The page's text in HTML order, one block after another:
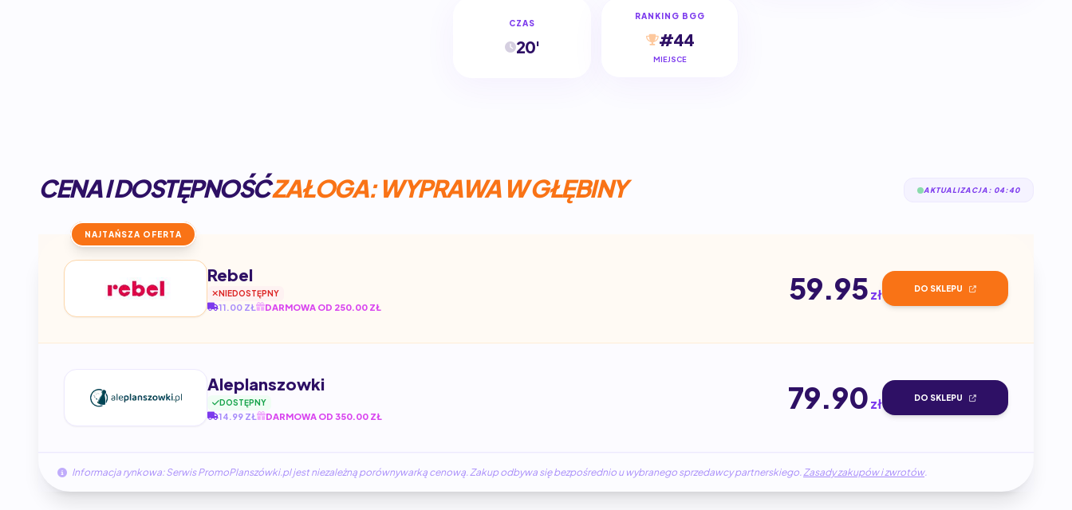
CZAS
20'
RANKING BGG
#44
MIEJSCE
CENA I DOSTĘPNOŚĆZAŁOGA: WYPRAWA W GŁĘBINY AKTUALIZACJA: 04:40
NAJTAŃSZA OFERTA
Rebel
NIEDOSTĘPNY
11.00 ZŁ DARMOWA OD 250.00 ZŁ
59.95zł DO SKLEPU
Aleplanszowki
DOSTĘPNY
14.99 ZŁ DARMOWA OD 350.00 ZŁ
79.90zł DO SKLEPU
Informacja rynkowa: Serwis PromoPlanszówki.pl jest niezależną porównywarką cenową. Zakup odbywa się bezpośrednio u wybranego sprzedawcy partnerskiego.Zasady zakupów i zwrotów.